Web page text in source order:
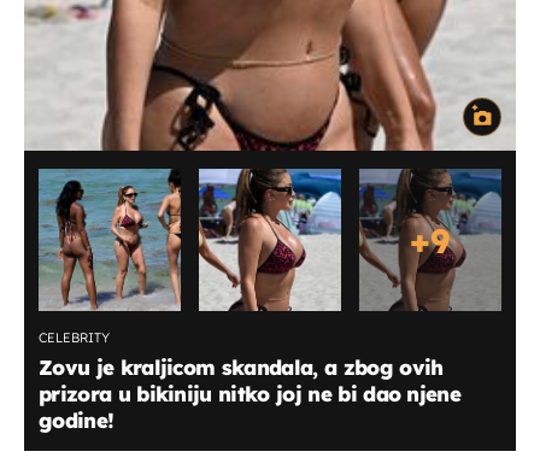
+9
CELEBRITY
Zovu je kraljicom skandala, a zbog ovih
prizora u bikiniju nitko joj ne bi dao njene
godine!